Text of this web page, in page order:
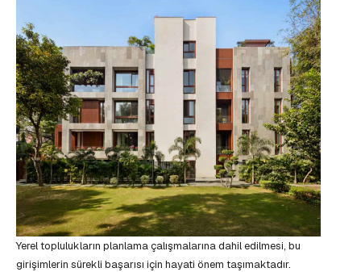
Yerel toplulukların planlama çalışmalarına dahil edilmesi, bu
girişimlerin sürekli başarısı için hayati önem taşımaktadır.